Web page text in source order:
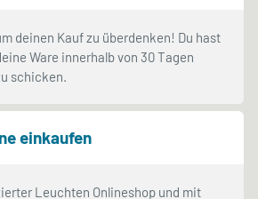
deinen Kauf zu überdenken! Du hast
Ware innerhalb von 30 Tagen
schicken.
einkaufen
Leuchten Onlineshop und mit